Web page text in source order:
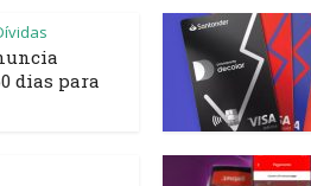
dias para